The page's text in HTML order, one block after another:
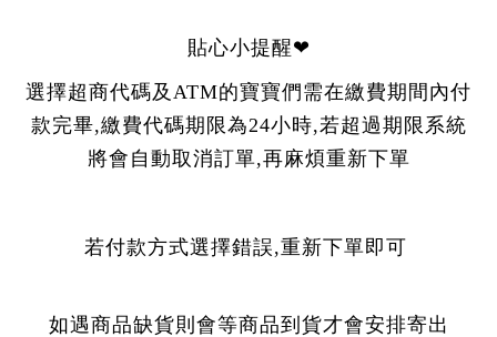
貼心小提醒❤
選擇超商代碼及ATM的寶寶們需在繳費期間內付
款完畢,繳費代碼期限為24小時,若超過期限系統
將會自動取消訂單,再麻煩重新下單
若付款方式選擇錯誤,重新下單即可
如遇商品缺貨則會等商品到貨才會安排寄出